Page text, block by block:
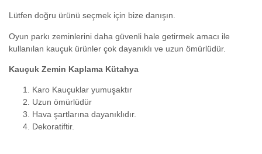
Lütfen doğru ürünü seçmek için bize danışın.
Oyun parkı zeminlerini daha güvenli hale getirmek amacı ile
kullanılan kauçuk ürünler çok dayanıklı ve uzun ömürlüdür.
Kauçuk Zemin Kaplama Kütahya
Karo Kauçuklar yumuşaktır
Uzun ömürlüdür
Hava şartlarına dayanıklıdır.
Dekoratiftir.